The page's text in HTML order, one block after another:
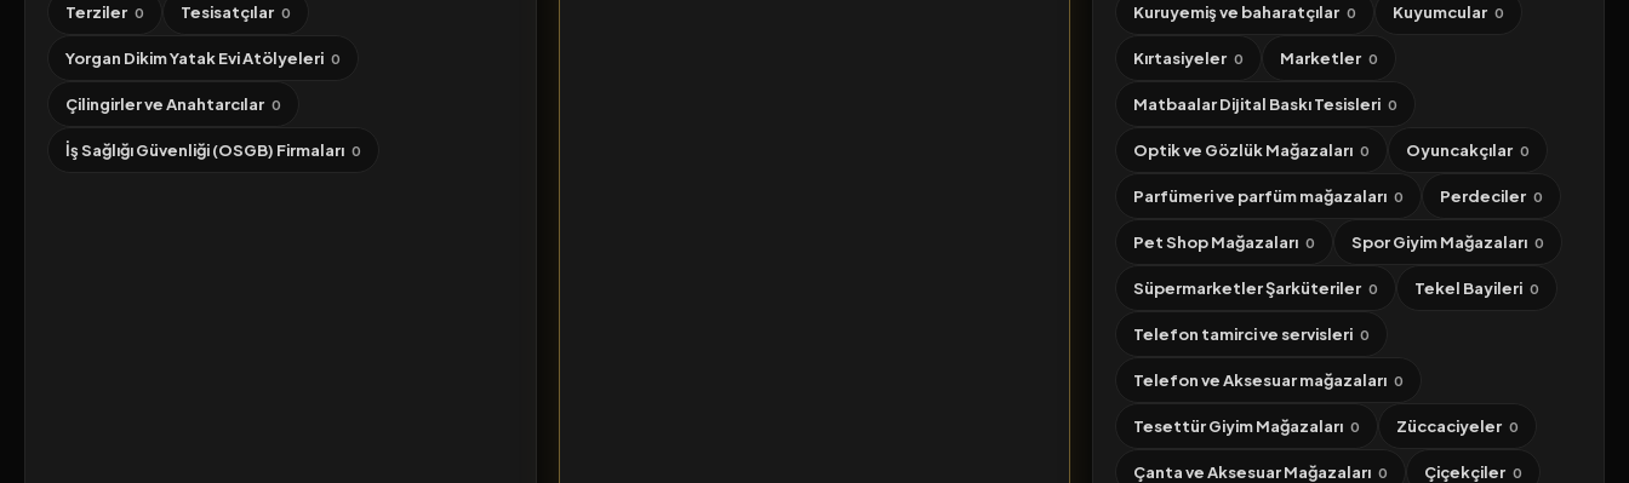
Terziler 0 Tesisatçılar 0
Yorgan Dikim Yatak Evi Atölyeleri 0
Çilingirler ve Anahtarcılar 0
İş Sağlığı Güvenliği (OSGB) Firmaları 0
Kuruyemiş ve baharatçılar 0 Kuyumcular 0
Kırtasiyeler 0 Marketler 0
Matbaalar Dijital Baskı Tesisleri 0
Optik ve Gözlük Mağazaları 0 Oyuncakçılar 0
Parfümeri ve parfüm mağazaları 0 Perdeciler 0
Pet Shop Mağazaları 0 Spor Giyim Mağazaları 0
Süpermarketler Şarküteriler 0 Tekel Bayileri 0
Telefon tamirci ve servisleri 0
Telefon ve Aksesuar mağazaları 0
Tesettür Giyim Mağazaları 0 Züccaciyeler 0
Çanta ve Aksesuar Mağazaları 0 Çiçekçiler 0